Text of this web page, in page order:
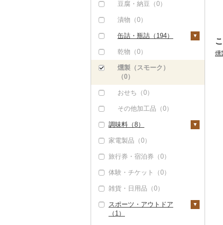
のどぐろ（0）
ふぐ（0）
ブリ（0）
ほっけ（0）
その他鮮魚（12）
（0）
その他魚介・加工品
（131）
豆腐・納豆（0）
漬物（0）
缶詰・瓶詰（194）
肉（0）
魚（0）
果物（0）
93）
乾物（0）
燻製（スモーク）
（0）
おせち（0）
その他加工品（0）
調味料（8）
砂糖（0）
塩（0）
醤油（8）
味噌（0）
酢（0）
家電製品（0）
旅行券・宿泊券（0）
体験・チケット（0）
雑貨・日用品（0）
スポーツ・アウトドア
（1）
燻